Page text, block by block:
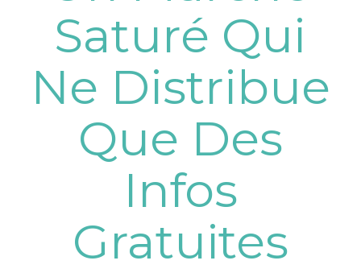
Saturé Qui
Ne Distribue
Que Des
Infos
Gratuites